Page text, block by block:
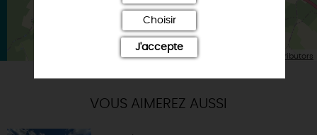
Leaflet| Map data © OpenStreetMap contributors
VOUS AIMEREZ AUSSI
Choisir
J'accepte